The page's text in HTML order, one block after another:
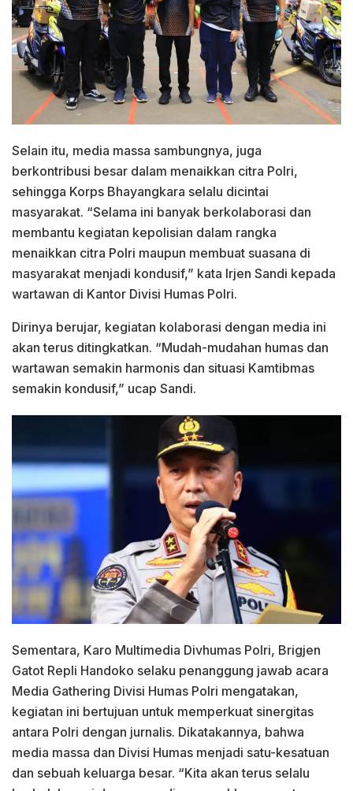
Selain itu, media massa sambungnya, juga
berkontribusi besar dalam menaikkan citra Polri,
sehingga Korps Bhayangkara selalu dicintai
masyarakat. “Selama ini banyak berkolaborasi dan
membantu kegiatan kepolisian dalam rangka
menaikkan citra Polri maupun membuat suasana di
masyarakat menjadi kondusif,” kata Irjen Sandi kepada
wartawan di Kantor Divisi Humas Polri.
Dirinya berujar, kegiatan kolaborasi dengan media ini
akan terus ditingkatkan. “Mudah-mudahan humas dan
wartawan semakin harmonis dan situasi Kamtibmas
semakin kondusif,” ucap Sandi.
Sementara, Karo Multimedia Divhumas Polri, Brigjen
Gatot Repli Handoko selaku penanggung jawab acara
Media Gathering Divisi Humas Polri mengatakan,
kegiatan ini bertujuan untuk memperkuat sinergitas
antara Polri dengan jurnalis. Dikatakannya, bahwa
media massa dan Divisi Humas menjadi satu-kesatuan
dan sebuah keluarga besar. “Kita akan terus selalu